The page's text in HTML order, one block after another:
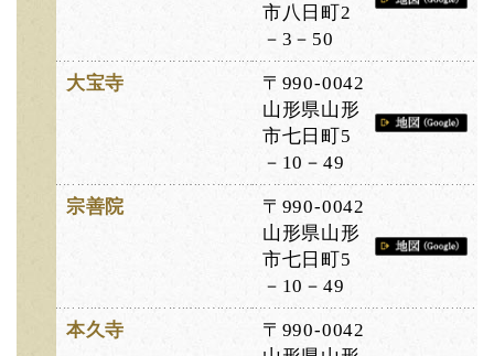
市八日町2
－3－50
大宝寺
〒990-0042
山形県山形
市七日町5
－10－49
宗善院
〒990-0042
山形県山形
市七日町5
－10－49
本久寺
〒990-0042